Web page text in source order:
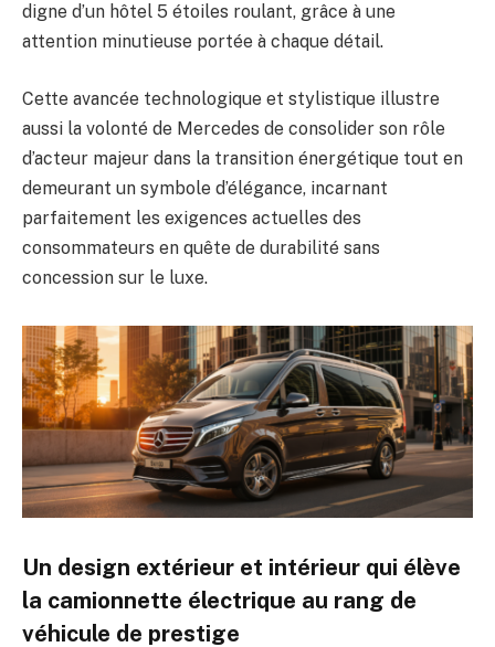
digne d’un hôtel 5 étoiles roulant, grâce à une
attention minutieuse portée à chaque détail.
Cette avancée technologique et stylistique illustre
aussi la volonté de Mercedes de consolider son rôle
d’acteur majeur dans la transition énergétique tout en
demeurant un symbole d’élégance, incarnant
parfaitement les exigences actuelles des
consommateurs en quête de durabilité sans
concession sur le luxe.
Un design extérieur et intérieur qui élève
la camionnette électrique au rang de
véhicule de prestige